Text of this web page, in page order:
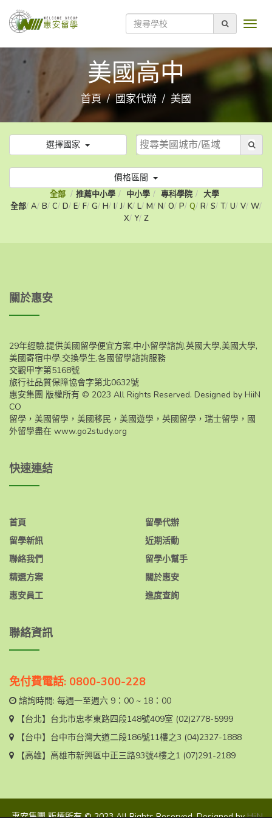
美國高中
首頁 國家代辦 美國
選擇國家
價格區間
全部 推薦中小學 中小學 專科學院
大學
全部 A B C D E F G H I J K L M N O P Q R S T U V W
X Y Z
關於惠安
29年經驗,提供美國留學便宜方案,中小留學諮詢,英國大學,美國大學,
美國寄宿中學,交換學生,各國留學諮詢服務
交觀甲字第5168號
旅行社品質保障協會字第北0632號
惠安集團 版權所有 © 2023 All Rights Reserved. Designed by HiiN
CO
留學，美國留學，美國移民，美國遊學，英國留學，瑞士留學，國
外留學盡在 www.go2study.org
快速連結
首頁
留學新訊
聯絡我們
精選方案
惠安員工
留學代辦
近期活動
留學小幫手
關於惠安
進度查詢
聯絡資訊
免付費電話: 0800-300-228
諮詢時間: 每週一至週六 9：00 ~ 18：00
【台北】 台北市忠孝東路四段148號409室 (02)2778-5999
【台中】 台中市台灣大道二段186號11樓之3 (04)2327-1888
【高雄】 高雄市新興區中正三路93號4樓之1 (07)291-2189